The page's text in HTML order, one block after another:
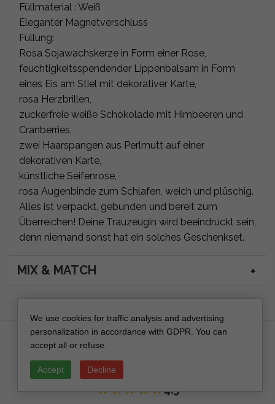
Füllmaterial : Weiß
Eleganter Magnetverschluss
Füllung:
Rosa Sojawachskerze in Form einer Rose,
feuchtigkeitsspendender Lippenbalsam in Form
eines Eis am Stiel mit dekorativer Karte,
rosa Herzbrillen,
zuckerfreie weiße Schokolade mit Himbeeren und
Cranberries,
zwei Haarspangen aus Perlmutt auf einer
dekorativen Karte,
künstliche Seifenrose,
rosa Augenbinde zum Schlafen, weich und plüschig.
Alles ist verpackt, gebunden und bereit zum
Überreichen! Deine Trauzeugin wird beeindruckt sein,
denn niemand sonst hat ein solches Geschenkset.
MIX & MATCH
Reviews (4)
★ ★ ★ ★ ★ 4.5
We use cookies for traffic analysis and advertising
personalization in accordance with GDPR. You can
accept all or refuse.
Accept Decline